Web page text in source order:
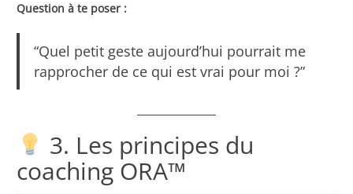
Question à te poser :
“Quel petit geste aujourd’hui pourrait me
rapprocher de ce qui est vrai pour moi ?”
3. Les principes du
coaching ORA™